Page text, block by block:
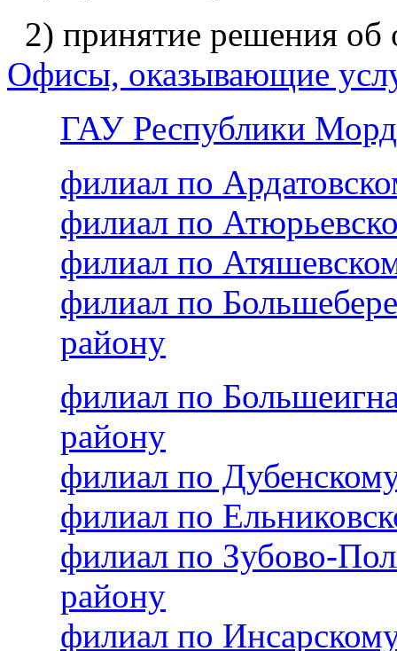
2) принятие решения об
Офисы, оказывающие
ГАУ Республики
филиал по
филиал по
филиал по
филиал по
району
филиал по
району
филиал по
филиал по
филиал по Зубово-
району
филиал по